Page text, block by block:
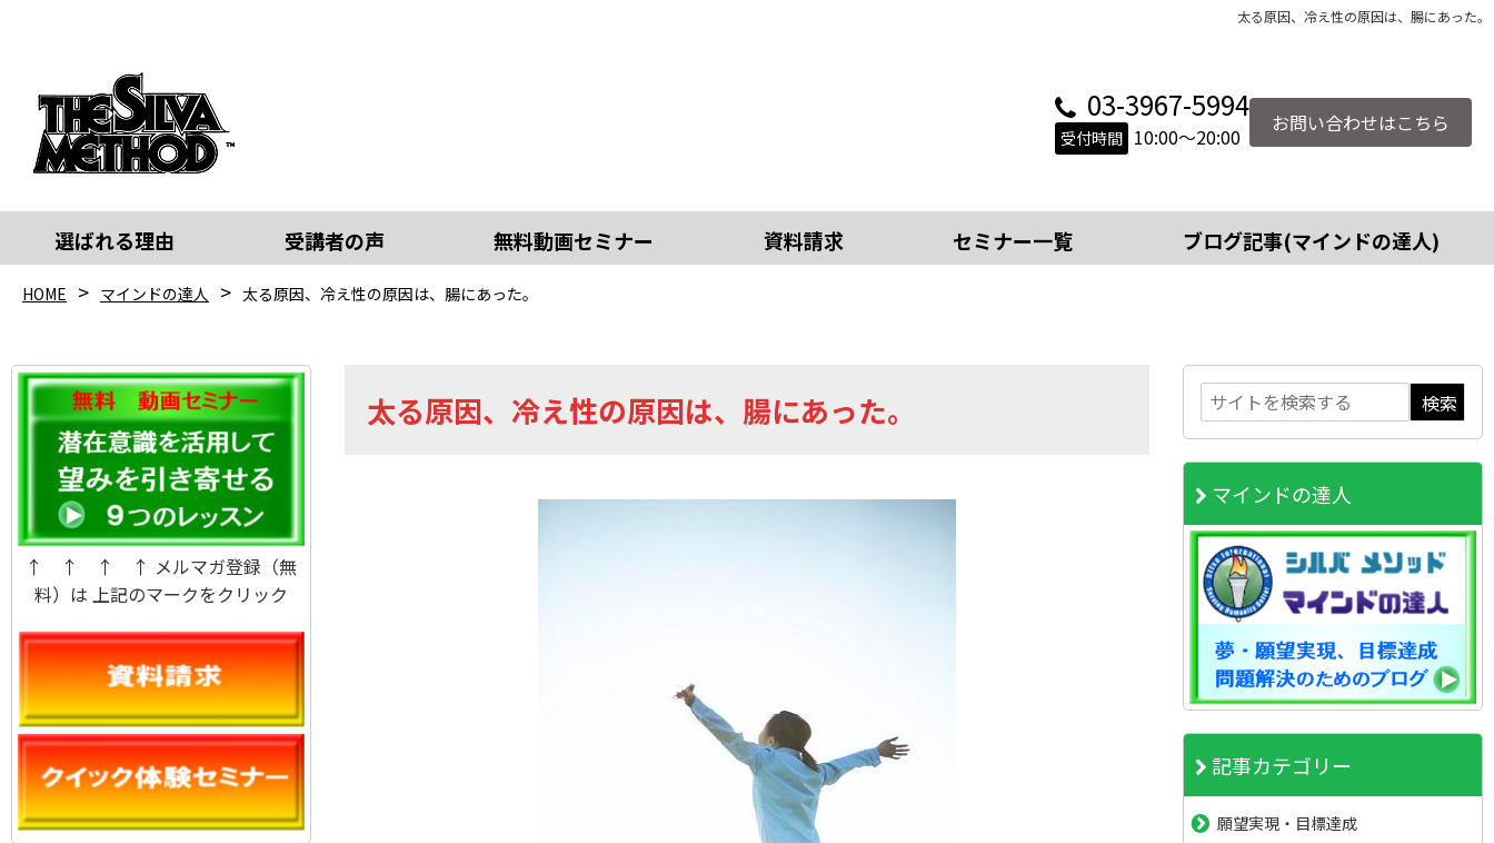
太る原因、冷え性の原因は、腸にあった。
03-3967-5994
受付時間 10:00～20:00
お問い合わせはこちら
選ばれる理由 受講者の声 無料動画セミナー 資料請求 セミナー一覧 ブログ記事(マインドの達人)
HOME マインドの達人 太る原因、冷え性の原因は、腸にあった。
太る原因、冷え性の原因は、腸にあった。
↑ ↑ ↑ ↑ メルマガ登録（無
料）は 上記のマークをクリック
マインドの達人
記事カテゴリー
願望実現・目標達成